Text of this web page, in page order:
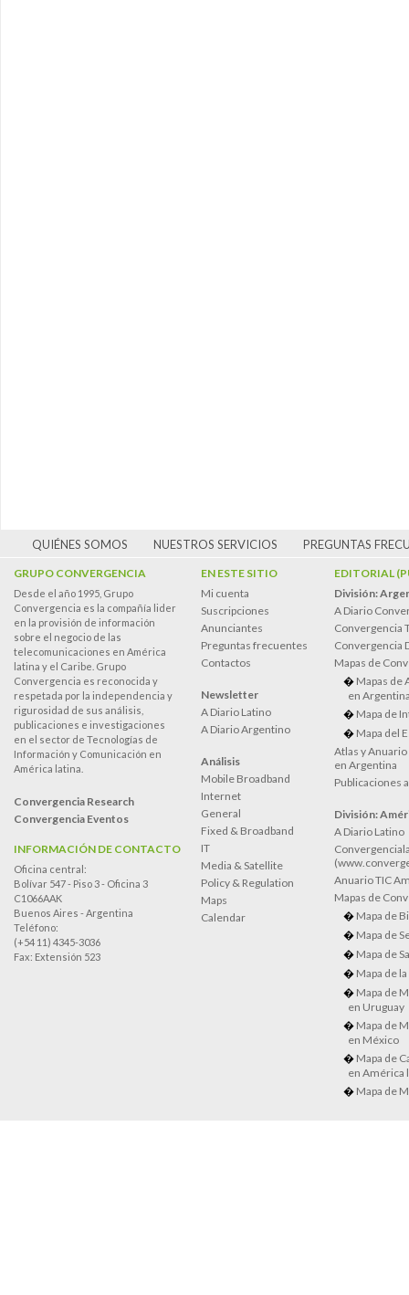
QUIÉNES SOMOS NUESTROS SERVICIOS PREGUNTAS
GRUPO CONVERGENCIA
Desde el año 1995, Grupo
Convergencia es la compañía lider
en la provisión de información
sobre el negocio de las
telecomunicaciones en América
latina y el Caribe. Grupo
Convergencia es reconocida y
respetada por la independencia y
rigurosidad de sus análisis,
publicaciones e investigaciones
en el sector de Tecnologías de
Información y Comunicación en
América latina.
Convergencia Research
Convergencia Eventos
INFORMACIÓN DE CONTACTO
Oficina central:
Bolívar 547 - Piso 3 - Oficina 3
C1066AAK
Buenos Aires - Argentina
Teléfono:
(+54 11) 4345-3036
Fax: Extensión 523
EN ESTE SITIO
Mi cuenta
Suscripciones
Anunciantes
Preguntas frecuentes
Contactos
Newsletter
A Diario Latino
A Diario Argentino
Análisis
Mobile Broadband
Internet
General
Fixed & Broadband
IT
Media & Satellite
Policy & Regulation
Maps
Calendar
EDITORIAL
División:
A Diario
Convergencia
Convergencia
Mapas de
Mapas de
en
Mapa de
Mapa del
Atlas y
en Argentina
Publicaciones
División:
A Diario Latino
Anuario TIC
Mapas de
Mapa de
Mapa de
Mapa de
Mapa de
Mapa de
en Uruguay
Mapa de
en México
Mapa de
en América
Mapa de